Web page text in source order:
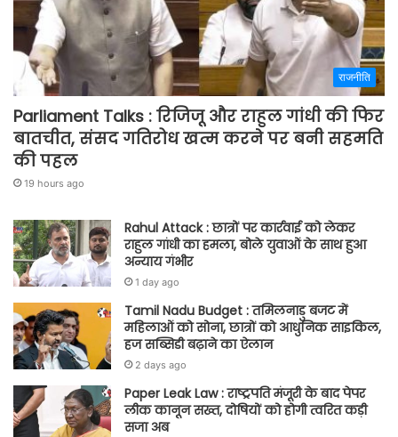
राजनीति
Parliament Talks : रिजिजू और राहुल गांधी की फिर
बातचीत, संसद गतिरोध खत्म करने पर बनी सहमति
की पहल
19 hours ago
Rahul Attack : छात्रों पर कार्रवाई को लेकर
राहुल गांधी का हमला, बोले युवाओं के साथ हुआ
अन्याय गंभीर
1 day ago
Tamil Nadu Budget : तमिलनाडु बजट में
महिलाओं को सोना, छात्रों को आधुनिक साइकिल,
हज सब्सिडी बढ़ाने का ऐलान
2 days ago
Paper Leak Law : राष्ट्रपति मंजूरी के बाद पेपर
लीक कानून सख्त, दोषियों को होगी त्वरित कड़ी
सजा अब